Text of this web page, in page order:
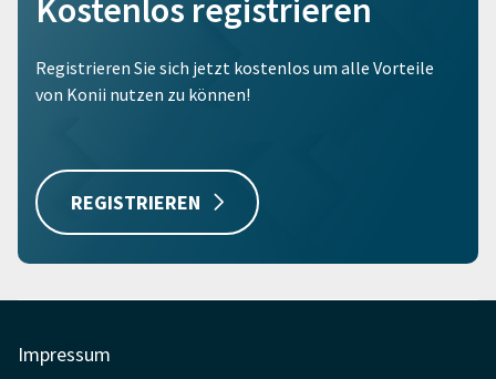
Kostenlos registrieren
Registrieren Sie sich jetzt kostenlos um alle Vorteile
von Konii nutzen zu können!
REGISTRIEREN
Impressum